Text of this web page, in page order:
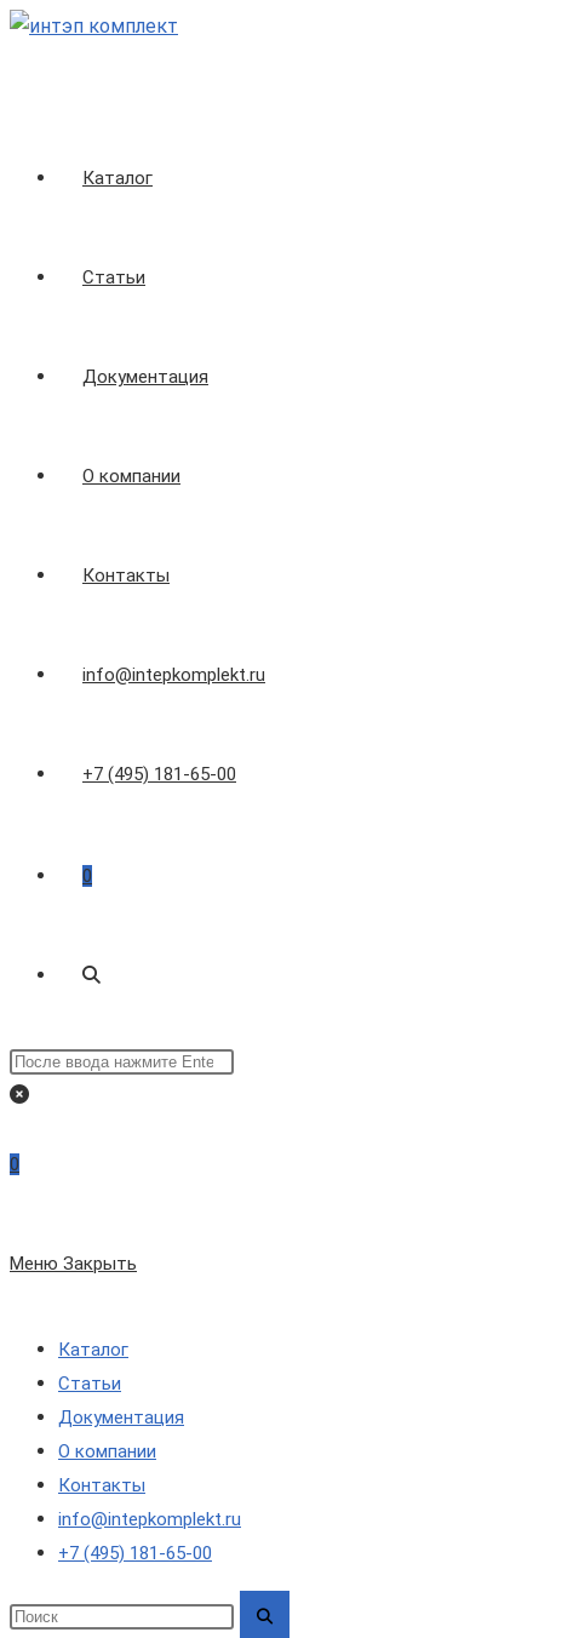
Перейти
Каталог
Статьи
Документация
О компании
Контакты
info@intepkomplekt.ru
+7 (495) 181-65-00
0
Переключить
поиск
веб-
Поиск
на
0
Меню Закрыть
Каталог
Статьи
Документация
О компании
Контакты
info@intepkomplekt.ru
+7 (495) 181-65-00